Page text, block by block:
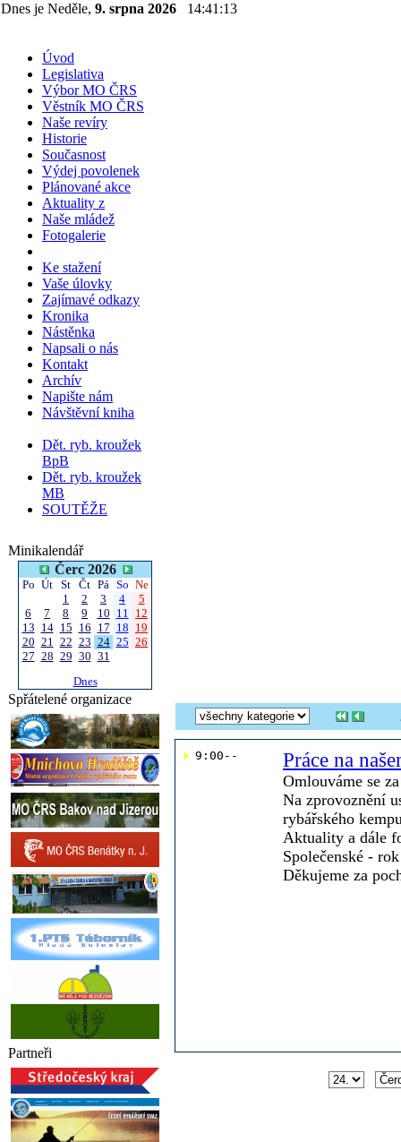
Dnes je Neděle, 9. srpna 2026 14:41:13
Úvod
Legislativa
Výbor MO ČRS
Věstník MO ČRS
Naše revíry
Historie
Současnost
Výdej povolenek
Plánované akce
Aktuality z
Naše mládež
Fotogalerie
Ke stažení
Vaše úlovky
Zajímavé odkazy
Kronika
Nástěnka
Napsali o nás
Kontakt
Archív
Napište nám
Návštěvní kniha
Dět. ryb. kroužek
BpB
Dět. ryb. kroužek
MB
SOUTĚŽE
Minikalendář
Čerc 2026
Po Út St Čt Pá So Ne
1
2 3 4
5
6
7 8 9 10 11 12
13 14 15 16 17 18 19
20 21 22 23 24 25 26
27 28 29 30 31
Dnes
Spřátelené organizace
Partneři
9:00-- Práce na
Omlouváme se
Na zprovoznění
rybářského
Aktuality a dále
Společenské -
Děkujeme za